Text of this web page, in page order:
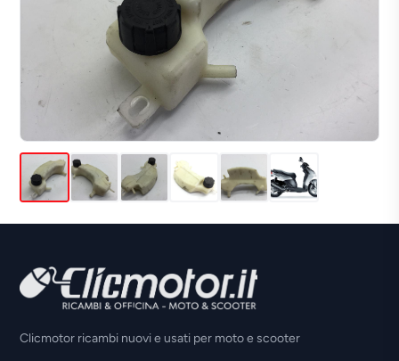
Clicmotor ricambi nuovi e usati per moto e scooter